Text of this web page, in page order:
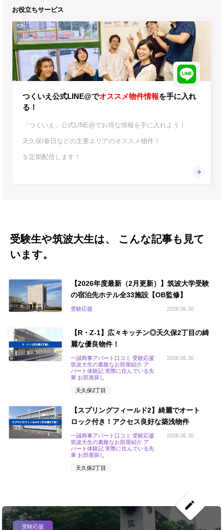
お役立ちサービス
つくいえ公式LINE@でオススメ物件情報を手に入れ
る！
「つくいえ」公式LINE@でお得な情報を手に入れよう！
天久保/春日などの主要エリアのオススメ物件！
を定期配信します！
受験生や筑波大生は、 こんな記事も見て
います。
【2026年度最新（2月更新）】筑波大学受験
の宿泊先ホテル全33施設【OB監修】
2026.06.30
受験応援
【R・Z-1】広々キッチン◎天久保2丁目の綺
麗な優良物件！
2026.06.30
一誠商事アパート口コミ 受験応援
筑波大生の素敵なお部屋紹介 ア
パート体験記 実際に住んでいる先
輩 お部屋探し
天久保2丁目
【スプリングフィールド2】綺麗でオート
ロック付き！アクセス良好な築浅物件
2026.06.30
一誠商事アパート口コミ 受験応援
筑波大生の素敵なお部屋紹介 ア
パート体験記 実際に住んでいる先
輩 お部屋探し
天久保2丁目
create
受験応援